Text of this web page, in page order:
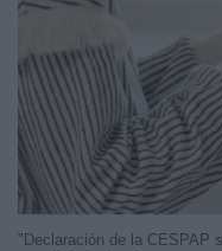
"Declaración de la CESPAP